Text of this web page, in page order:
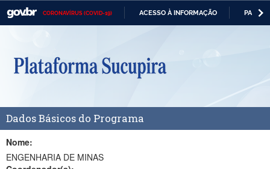
CORONAVÍRUS (COVID-19) ACESSO À INFORMAÇÃO
Casa Civil
Ministério da Defesa
Ministério da Economia
Ministério da Infraestrutura
Dados Básicos do Programa
Nome:
ENGENHARIA DE MINAS